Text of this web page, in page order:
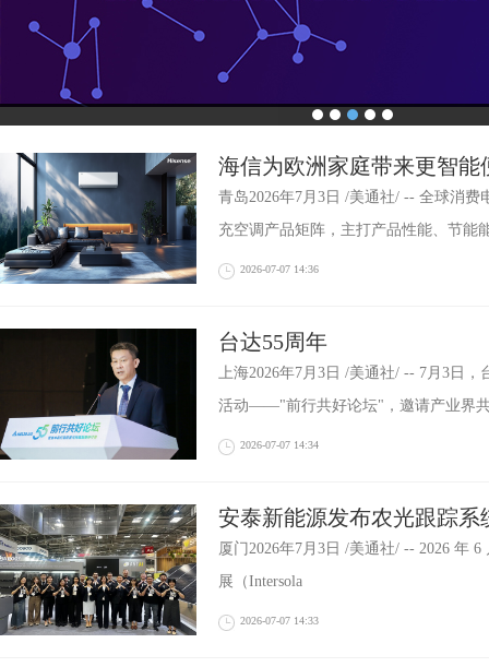
海信为欧洲家庭带来更智
场高速增长
青岛2026年7月3日 /美通社/ -- 全球消
充空调产品矩阵，主打产品性能、节能
2026-07-07 14:36
台达55周年
上海2026年7月3日 /美通社/ -- 7月3日
活动——"前行共好论坛"，邀请产业界
2026-07-07 14:34
安泰新能源发布农光跟踪
光伏支架共筑欧洲绿能未来
厦门2026年7月3日 /美通社/ -- 2026 年
展（Intersola
2026-07-07 14:33